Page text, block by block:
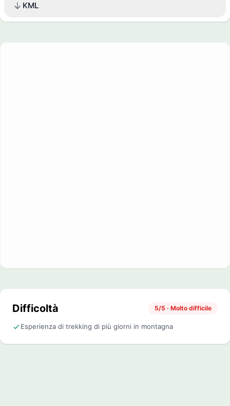
KML
Difficoltà 5/5 · Molto difficile
Esperienza di trekking di più giorni in montagna